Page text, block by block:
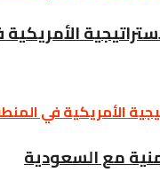
مع السعودية